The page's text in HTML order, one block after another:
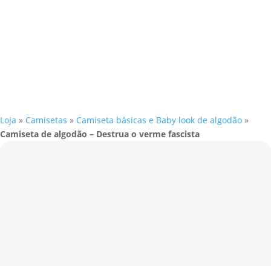
Loja » Camisetas » Camiseta básicas e Baby look de algodão »
Camiseta de algodão – Destrua o verme fascista